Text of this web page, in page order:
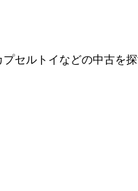
セルトイなどの中古